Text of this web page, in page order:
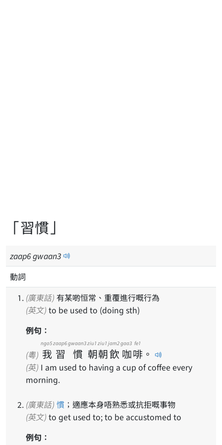
「習慣」
zaap6gwaan3
動詞
(廣東話) 有某啲恒常、重覆進行嘅行為
(英文) to be used to (doing sth)
例句：
(粵) 我
ngo5
習
zaap6
慣
gwaan3
朝
ziu1
朝
ziu1
飲
jam2
咖
gaa3
啡
fe1
。
(英) I am used to having a cup of coffee every
morning.
(廣東話) 慣 ；適應本身唔熟悉或抗拒嘅事物
(英文) to get used to; to be accustomed to
例句：